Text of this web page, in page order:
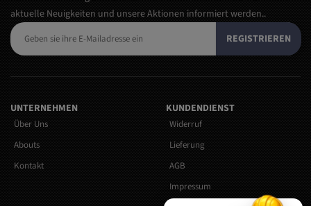
aktuelle Neuigkeiten und unsere Aktionen informiert werden..
REGISTRIEREN
UNTERNEHMEN
Über Uns
Abouts
Kontakt
KUNDENDIENST
Widerruf
Lieferung
AGB
Impressum